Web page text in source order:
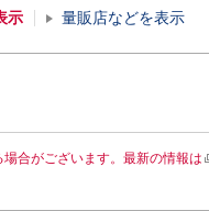
示 量販店などを表示
合がございます。最新の情報は